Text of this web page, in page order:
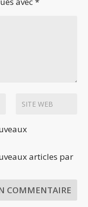
articles par